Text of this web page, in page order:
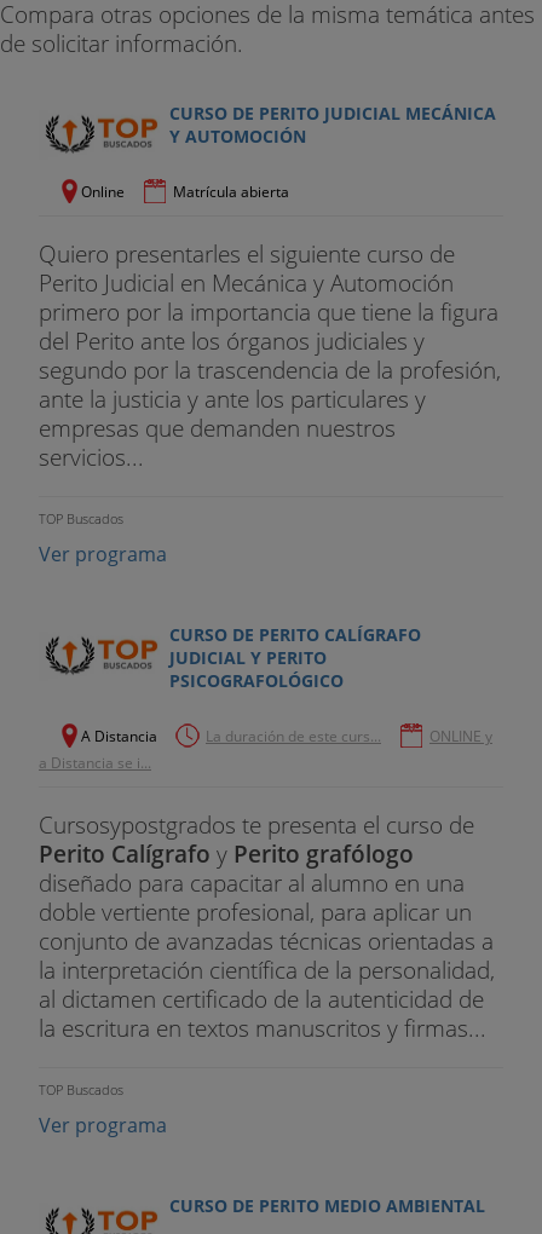
Compara otras opciones de la misma temática antes
de solicitar información.
CURSO DE PERITO JUDICIAL MECÁNICA
Y AUTOMOCIÓN
Online Matrícula abierta
Quiero presentarles el siguiente curso de
Perito Judicial en Mecánica y Automoción
primero por la importancia que tiene la figura
del Perito ante los órganos judiciales y
segundo por la trascendencia de la profesión,
ante la justicia y ante los particulares y
empresas que demanden nuestros
servicios...
TOP Buscados
Ver programa
CURSO DE PERITO CALÍGRAFO
JUDICIAL Y PERITO
PSICOGRAFOLÓGICO
A Distancia La duración de este curs...
ONLINE y
a Distancia se i...
Cursosypostgrados te presenta el curso de
Perito Calígrafo y Perito grafólogo
diseñado para capacitar al alumno en una
doble vertiente profesional, para aplicar un
conjunto de avanzadas técnicas orientadas a
la interpretación científica de la personalidad,
al dictamen certificado de la autenticidad de
la escritura en textos manuscritos y firmas...
TOP Buscados
Ver programa
CURSO DE PERITO MEDIO AMBIENTAL